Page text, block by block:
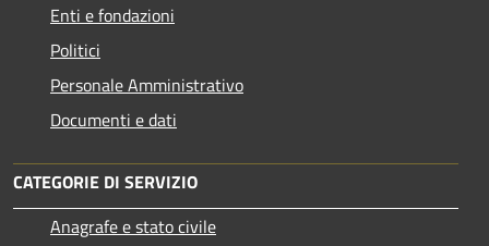
Enti e fondazioni
Politici
Personale Amministrativo
Documenti e dati
CATEGORIE DI SERVIZIO
Anagrafe e stato civile